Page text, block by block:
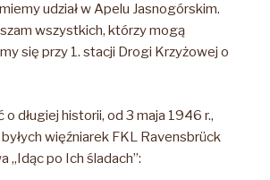
udział w Apelu Jasnogórskim.
wszystkich, którzy mogą
się przy 1. stacji Drogi Krzyżowej o
długiej historii, od 3 maja 1946 r.,
więźniarek FKL Ravensbrück
„Idąc po Ich śladach”: